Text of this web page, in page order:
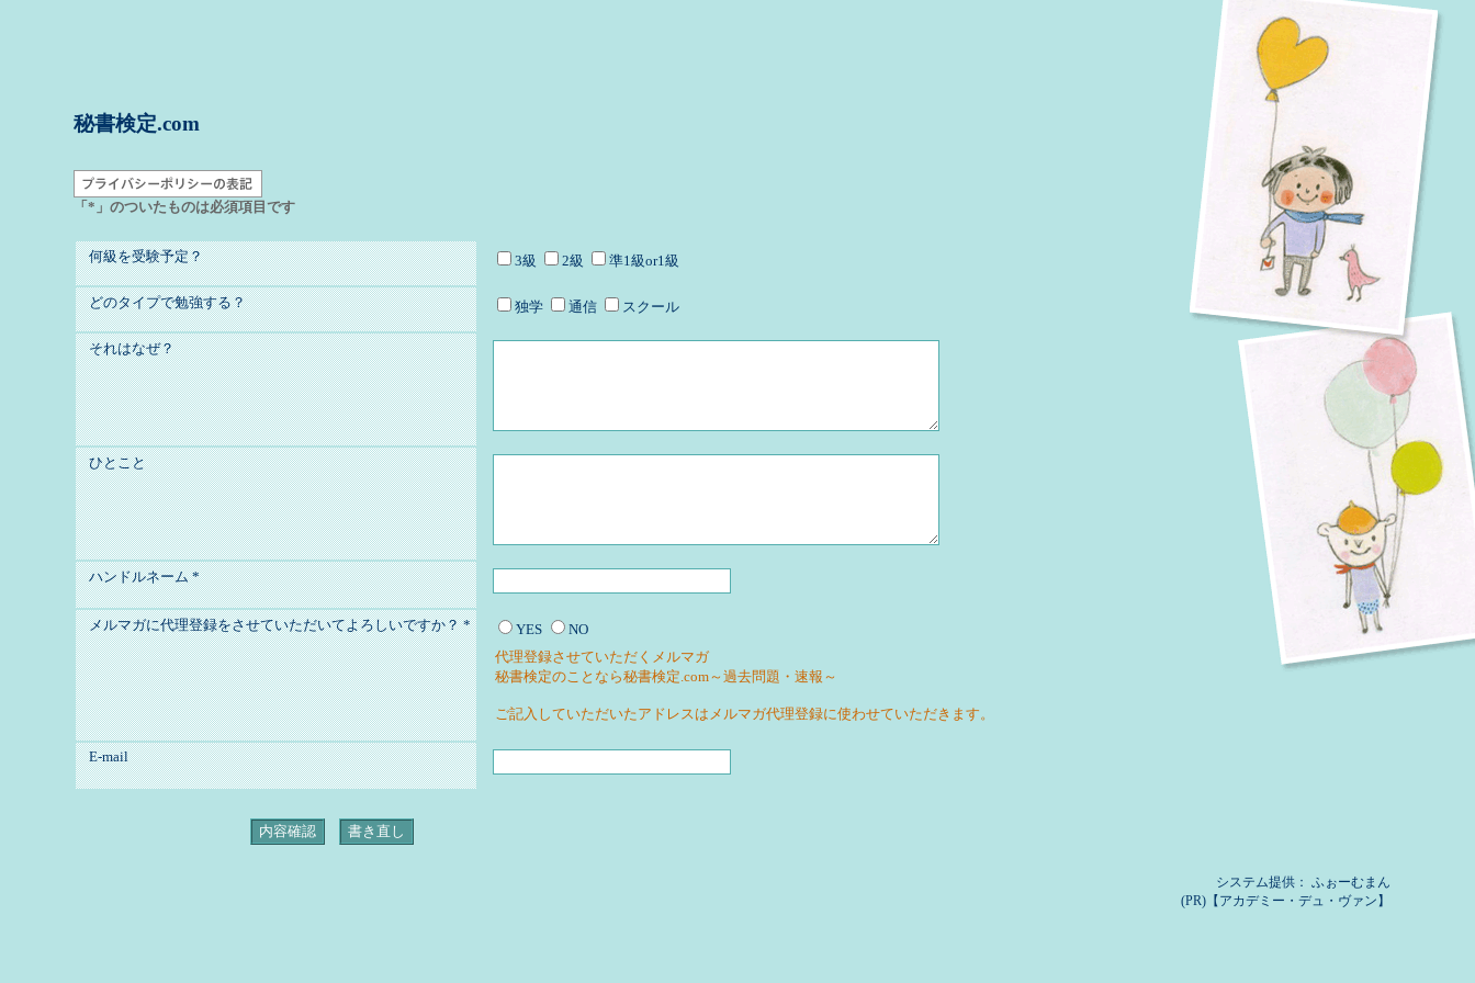
秘書検定.com
「*」のついたものは必須項目です
何級を受験予定？ 3級 2級 準1級or1級
どのタイプで勉強する？ 独学 通信 スクール
それはなぜ？
ひとこと
ハンドルネーム*
メルマガに代理登録をさせていただいてよろしいですか？* YES
NO
代理登録させていただくメルマガ
秘書検定のことなら秘書検定.com～過去問題・速報～
ご記入していただいたアドレスはメルマガ代理登録に使わせていただきます。
E-mail
システム提供： ふぉーむまん
(PR)【アカデミー・デュ・ヴァン】